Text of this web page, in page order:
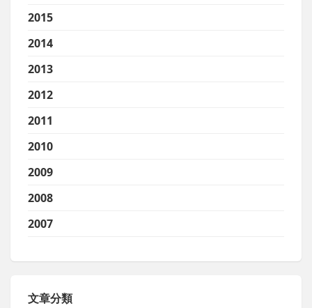
2015
2014
2013
2012
2011
2010
2009
2008
2007
文章分類